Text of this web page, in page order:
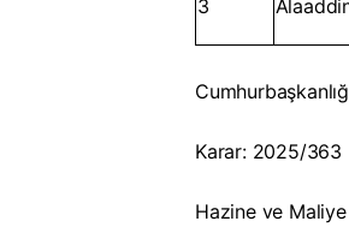
3
Karar: 2025/363
Hazine ve Maliye